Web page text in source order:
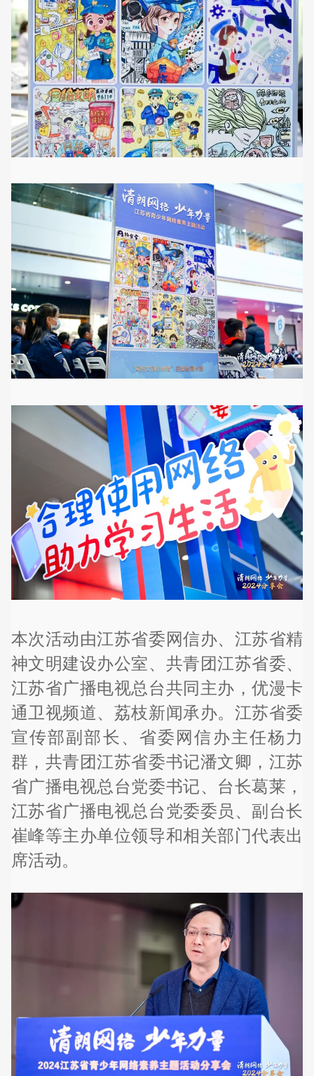
本次活动由江苏省委网信办、江苏省精
神文明建设办公室、共青团江苏省委、
江苏省广播电视总台共同主办，优漫卡
通卫视频道、荔枝新闻承办。江苏省委
宣传部副部长、省委网信办主任杨力
群，共青团江苏省委书记潘文卿，江苏
省广播电视总台党委书记、台长葛莱，
江苏省广播电视总台党委委员、副台长
崔峰等主办单位领导和相关部门代表出
席活动。